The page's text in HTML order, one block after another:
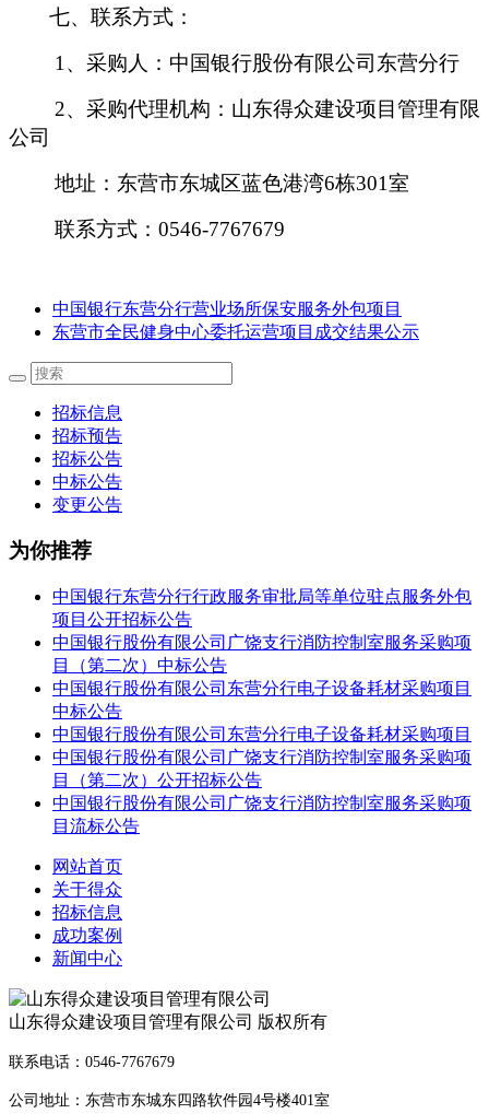
七、联系方式：
1、采购人：中国银行股份有限公司东营分行
2、采购代理机构：山东得众建设项目管理有限
公司
地址：东营市东城区蓝色港湾6栋301室
联系方式： 0546-7767679
中国银行东营分行营业场所保安服务外包项目
东营市全民健身中心委托运营项目成交结果公示
招标信息
招标预告
招标公告
中标公告
变更公告
为你推荐
中国银行东营分行行政服务审批局等单位驻点服务外包
项目公开招标公告
中国银行股份有限公司广饶支行消防控制室服务采购项
目（第二次）中标公告
中国银行股份有限公司东营分行电子设备耗材采购项目
中标公告
中国银行股份有限公司东营分行电子设备耗材采购项目
中国银行股份有限公司广饶支行消防控制室服务采购项
目（第二次）公开招标公告
中国银行股份有限公司广饶支行消防控制室服务采购项
目流标公告
网站首页
关于得众
招标信息
成功案例
新闻中心
山东得众建设项目管理有限公司 版权所有
联系电话：0546-7767679
公司地址：东营市东城东四路软件园4号楼401室